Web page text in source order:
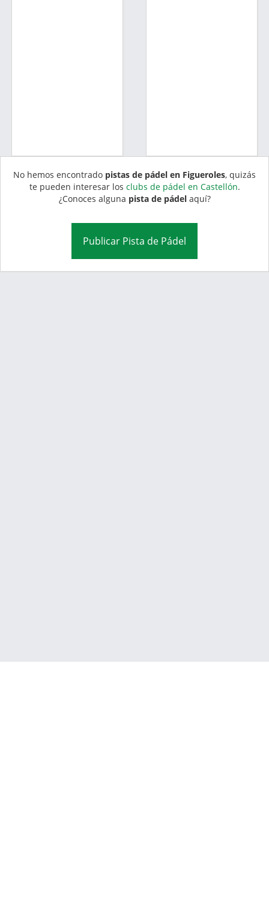
No hemos encontrado pistas de pádel en Figueroles, quizás
te pueden interesar los clubs de pádel en Castellón.
¿Conoces alguna pista de pádelaquí?
Publicar Pista de Pádel